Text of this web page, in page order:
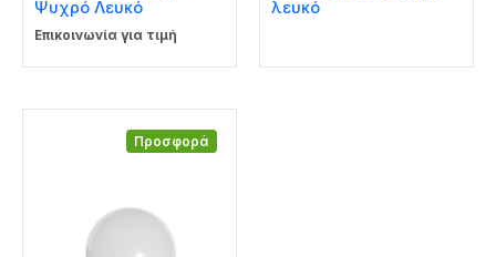
Ψυχρό Λευκό
Επικοινωνία για τιμή
λευκό
Προσφορά